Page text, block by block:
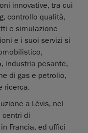
innovative, tra cui
controllo qualità,
e simulazione
e i suoi servizi si
industria pesante,
di gas e petrolio,
ricerca.
a Lévis, nel
centri di
Francia, ed uffici